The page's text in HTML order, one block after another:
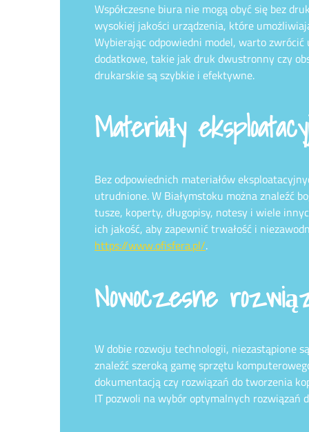
Współczesne biura nie mogą obyć się bez
wysokiej jakości urządzenia, które
Wybierając odpowiedni model, warto
dodatkowe, takie jak druk dwustronny czy
drukarskie są szybkie i efektywne.
Materiały
Bez odpowiednich materiałów
utrudnione. W Białymstoku można znaleźć
tusze, koperty, długopisy, notesy i wiele
ich jakość, aby zapewnić trwałość i
https://www.ofisfera.pl/.
Nowoczesne
W dobie rozwoju technologii, niezastąpione
znaleźć szeroką gamę sprzętu
dokumentacją czy rozwiązań do tworzenia
IT pozwoli na wybór optymalnych rozwiązań